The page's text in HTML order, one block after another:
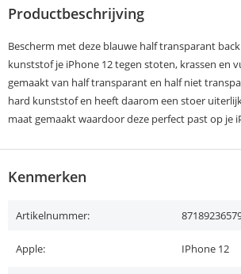
Productbeschrijving
Bescherm met deze blauwe half transparant
kunststof je iPhone 12 tegen stoten, krassen en
gemaakt van half transparant en half niet
hard kunststof en heeft daarom een stoer
maat gemaakt waardoor deze perfect past op je
Kenmerken
Artikelnummer:
Apple: IPhone 12